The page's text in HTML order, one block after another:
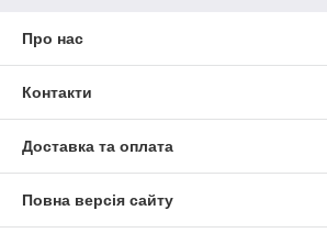
Про нас
Контакти
Доставка та оплата
Повна версія сайту